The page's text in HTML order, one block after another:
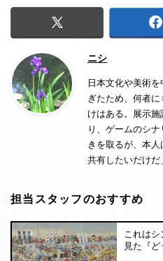
ニシ
日本文化や美術
ぎたため、何者
けはある。展示
り、ゲームのシ
きを取るが、本
共有したいだけだ
担当スタッフのおすすめ
これは
見た『